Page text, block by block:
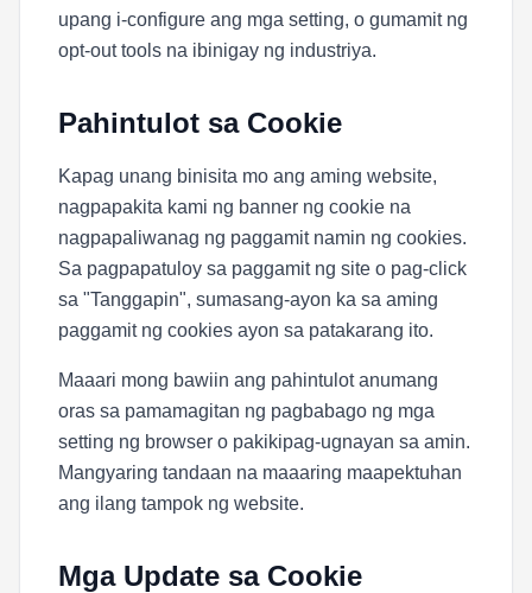
upang i-configure ang mga setting, o gumamit ng
opt-out tools na ibinigay ng industriya.
Pahintulot sa Cookie
Kapag unang binisita mo ang aming website,
nagpapakita kami ng banner ng cookie na
nagpapaliwanag ng paggamit namin ng cookies.
Sa pagpapatuloy sa paggamit ng site o pag-click
sa "Tanggapin", sumasang-ayon ka sa aming
paggamit ng cookies ayon sa patakarang ito.
Maaari mong bawiin ang pahintulot anumang
oras sa pamamagitan ng pagbabago ng mga
setting ng browser o pakikipag-ugnayan sa amin.
Mangyaring tandaan na maaaring maapektuhan
ang ilang tampok ng website.
Mga Update sa Cookie